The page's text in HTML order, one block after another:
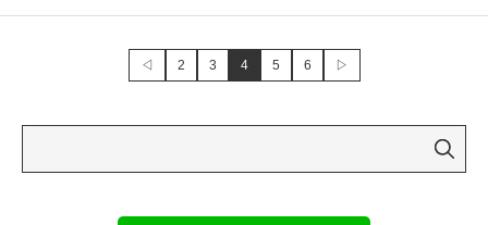
◁ 2 3 4 5 6 ▷